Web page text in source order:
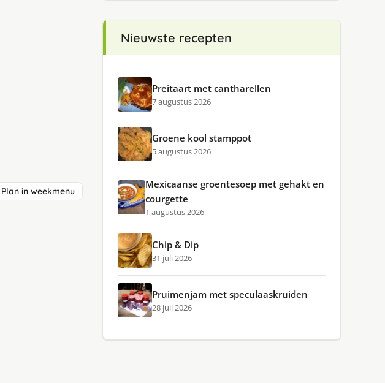
Plan in weekmenu
Nieuwste recepten
Preitaart met cantharellen
7 augustus 2026
Groene kool stamppot
5 augustus 2026
Mexicaanse groentesoep met gehakt en
courgette
1 augustus 2026
Chip & Dip
31 juli 2026
Pruimenjam met speculaaskruiden
28 juli 2026